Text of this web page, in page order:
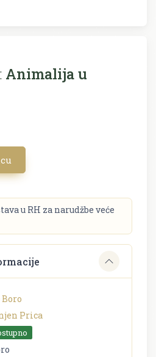
Animalija u
u RH za narudžbe veće
Prica